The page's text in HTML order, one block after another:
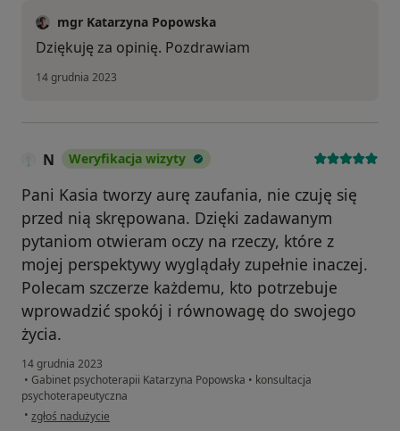
mgr Katarzyna Popowska
Dziękuję za opinię. Pozdrawiam
14 grudnia 2023
N Weryfikacja wizyty
Pani Kasia tworzy aurę zaufania, nie czuję się
przed nią skrępowana. Dzięki zadawanym
pytaniom otwieram oczy na rzeczy, które z
mojej perspektywy wyglądały zupełnie inaczej.
Polecam szczerze każdemu, kto potrzebuje
wprowadzić spokój i równowagę do swojego
życia.
14 grudnia 2023
• Gabinet psychoterapii Katarzyna Popowska • konsultacja
psychoterapeutyczna
• w opinii użytkownika N
zgłoś nadużycie